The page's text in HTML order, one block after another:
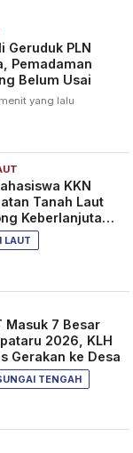
Geruduk PLN
Pemadaman
Belum Usai
yang lalu
KKN
Tanah Laut
Keberlanjutan
LAUT
Masuk 7 Besar
2026, KLH
Gerakan ke Desa
TENGAH